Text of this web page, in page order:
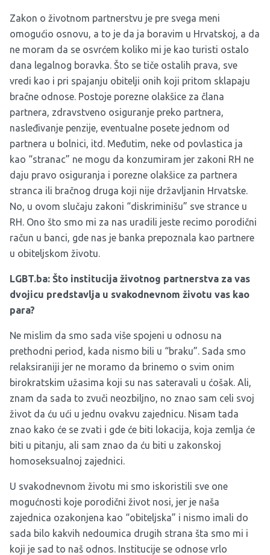
Zakon o životnom partnerstvu je pre svega meni
omogućio osnovu, a to je da ja boravim u Hrvatskoj, a da
ne moram da se osvrćem koliko mi je kao turisti ostalo
dana legalnog boravka. Što se tiče ostalih prava, sve
vredi kao i pri spajanju obitelji onih koji pritom sklapaju
bračne odnose. Postoje porezne olakšice za člana
partnera, zdravstveno osiguranje preko partnera,
nasleđivanje penzije, eventualne posete jednom od
partnera u bolnici, itd. Međutim, neke od povlastica ja
kao “stranac” ne mogu da konzumiram jer zakoni RH ne
daju pravo osiguranja i porezne olakšice za partnera
stranca ili bračnog druga koji nije državljanin Hrvatske.
No, u ovom slučaju zakoni “diskriminišu” sve strance u
RH. Ono što smo mi za nas uradili jeste recimo porodični
račun u banci, gde nas je banka prepoznala kao partnere
u obiteljskom životu.
LGBT.ba: Što institucija životnog partnerstva za vas
dvojicu predstavlja u svakodnevnom životu vas kao
para?
Ne mislim da smo sada više spojeni u odnosu na
prethodni period, kada nismo bili u “braku”. Sada smo
relaksiraniji jer ne moramo da brinemo o svim onim
birokratskim užasima koji su nas sateravali u ćošak. Ali,
znam da sada to zvuči neozbiljno, no znao sam celi svoj
život da ću ući u jednu ovakvu zajednicu. Nisam tada
znao kako će se zvati i gde će biti lokacija, koja zemlja će
biti u pitanju, ali sam znao da ću biti u zakonskoj
homoseksualnoj zajednici.
U svakodnevnom životu mi smo iskoristili sve one
mogućnosti koje porodični život nosi, jer je naša
zajednica ozakonjena kao “obiteljska” i nismo imali do
sada bilo kakvih nedoumica drugih strana šta smo mi i
koji je sad to naš odnos. Institucije se odnose vrlo